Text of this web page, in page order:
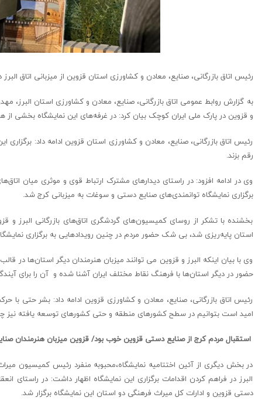
رئیس اتاق بازرگانی، صنایع، معادن و کشاورزی استان قزوین از میزبانی اتاق
به گزارش روابط عمومی اتاق بازرگانی، صنایع، معادن و کشاورزی استان
و قزوین در پارک ملی ایران کوچک بیان کرد: در غرفه‌های این نمایشگاه بخشی از
رئیس اتاق بازرگانی، صنایع، معادن و کشاورزی استان قزوین ادامه داد:
رقم بزند.
وی در ادامه افزود: در راستای دیدارهای مشترک ارتباط قوی و موثری میان
برگزاری نمایشگاه توانمندی‌های صنایع دستی و سوغات به میزبانی کرج شد.
بخشنده با تشکر از روسای کمیسیون‌های گردشگری اتاق‌های بازرگانی البرز و
استان پایه‌ریزی شد، بی شک حضور مردم در چنین رویدادهایی به برگزاری
وی با بیان اینکه البرز و قزوین می توانند میزبان هنرمندان دیگر استان‌ها در
حضور در دیگر استان‌ها با فرهنگ نقاط مختلف ایران آشنا شده و آن را برای
رئیس اتاق بازرگانی، صنایع، معادن و کشاورزی قزوین ادامه داد: بشر حتی
امید است بتوانیم در سطح کشورهای منطقه و حتی کشورهای توسعه یافته نیز
استقبال مردم کرج از صنایع دستی قزوین خوب بود/ قزوین میزبان هنرمندان
در بخش دیگری از آئین اختتامیه نمایشگاه،محبوبه منفرد رئیس کمیسیون
البرز در فراهم کردن اقدامات برگزاری این نمایشگاه اظهار داشت: در راستای
دستی قزوین و ادارات کل میراث فرهنگی دو استان این نمایشگاه برگزار شد.